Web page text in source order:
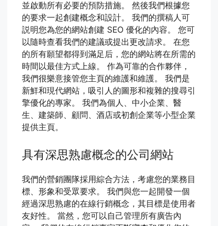
並啟動所有必要的預防措施。 然後我們根據您
的要求一起創建概念和設計。 我們的撰稿人可
説明您為您的網站創建 SEO 優化的內容。 您可
以隨時查看我們的建議或提出更改請求。 在您
的所有願望都得到滿足后，您的網站將在所需的
時間以最佳方式上線。 作為可靠的合作夥伴，
我們很樂意接管您主頁的維護和維護。 我們是
新鮮和現代網站，吸引人的圖形和複雜的搜尋引
擎優化的專家。 我們為個人、中小企業、醫
生、建築師、顧問、酒店或初創企業等小型企業
提供主頁。
具有深思熟慮概念的公司網站
我們的營銷團隊採用綜合方法，考慮您的業務目
標、形象和受眾要求。 我們與您一起開發一個
經過深思熟慮的在線行銷概念，其目標是使用者
友好性。 當然，您可以自己管理所有廣告內